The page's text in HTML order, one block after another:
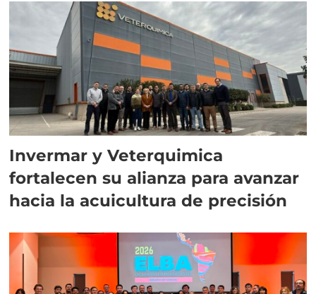
Invermar y Veterquimica
fortalecen su alianza para avanzar
hacia la acuicultura de precisión